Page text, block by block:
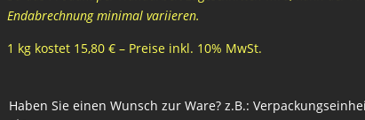
Endabrechnung minimal variieren.
1 kg kostet 15,80 € – Preise inkl. 10% MwSt.
Haben Sie einen Wunsch zur Ware? z.B.: